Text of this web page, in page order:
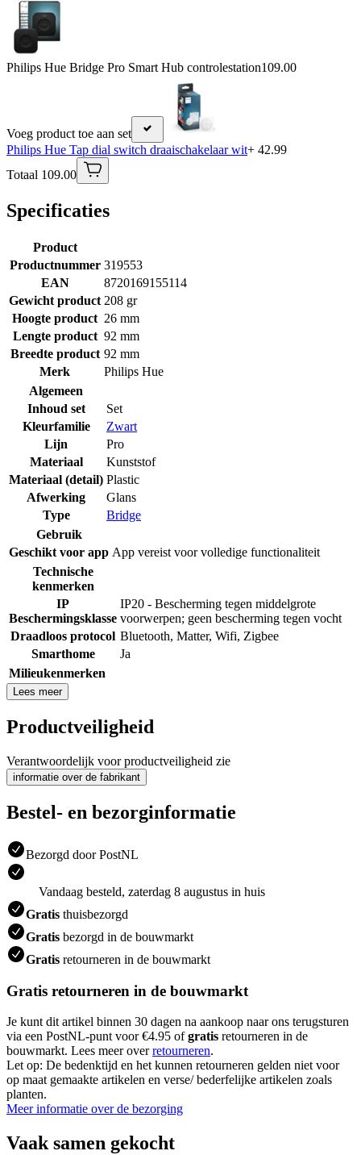
Philips Hue Bridge Pro Smart Hub controlestation109.00
Voeg product toe aan set
Philips Hue Tap dial switch draaischakelaar wit+ 42.99
Totaal 109.00
Specificaties
Product
Productnummer 319553
EAN
8720169155114
Gewicht product 208 gr
Hoogte product 26 mm
Lengte product 92 mm
Breedte product 92 mm
Merk
Philips Hue
Algemeen
Inhoud set
Set
Kleurfamilie
Zwart
Lijn
Pro
Materiaal
Kunststof
Materiaal (detail) Plastic
Afwerking
Glans
Type
Bridge
Gebruik
Geschikt voor app App vereist voor volledige functionaliteit
Technische
kenmerken
IP
Beschermingsklasse
IP20 - Bescherming tegen middelgrote
voorwerpen; geen bescherming tegen vocht
Draadloos protocol Bluetooth, Matter, Wifi, Zigbee
Smarthome
Ja
Milieukenmerken
Lees meer
Productveiligheid
Verantwoordelijk voor productveiligheid zie
informatie over de fabrikant
Bestel- en bezorginformatie
Bezorgd door PostNL
Vandaag besteld, zaterdag 8 augustus in huis
Gratis thuisbezorgd
Gratis bezorgd in de bouwmarkt
Gratis retourneren in de bouwmarkt
Gratis retourneren in de bouwmarkt
Je kunt dit artikel binnen 30 dagen na aankoop naar ons terugsturen
via een PostNL-punt voor €4.95 ofgratis retourneren in de
bouwmarkt. Lees meer overretourneren.
Let op: De bedenktijd en het kunnen retourneren gelden niet voor
op maat gemaakte artikelen en verse/ bederfelijke artikelen zoals
planten.
Meer informatie over de bezorging
Vaak samen gekocht